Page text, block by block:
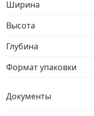
Ширина
Высота
Глубина
Формат упаковки
Документы